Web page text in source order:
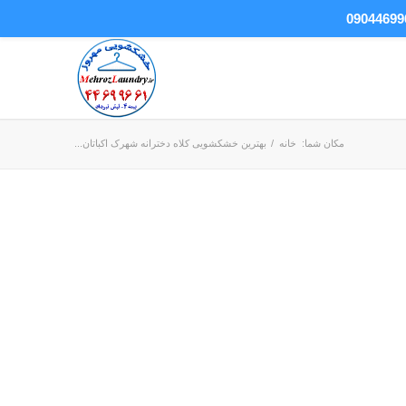
مکان شما: خانه / بهترین خشکشویی کلاه دخترانه شهرک اکباتان...